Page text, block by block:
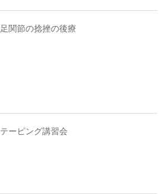
足関節の捻挫の後療
テーピング講習会